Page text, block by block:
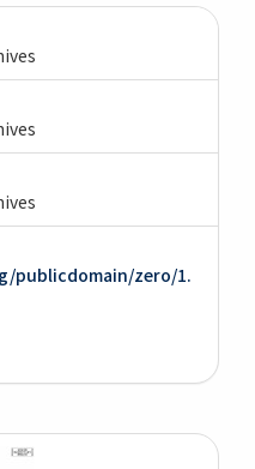
publicdomain/zero/1.